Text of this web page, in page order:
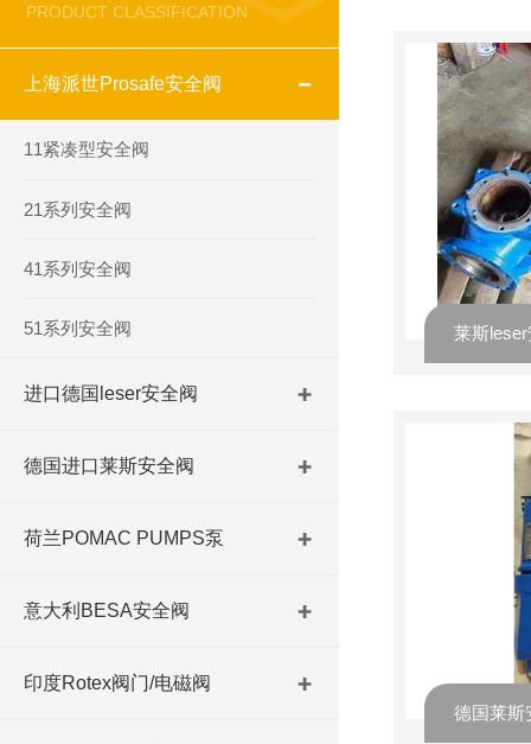
PRODUCT CLASSIFICATION
上海派世Prosafe安全阀
11紧凑型安全阀
21系列安全阀
41系列安全阀
51系列安全阀
进口德国leser安全阀
德国进口莱斯安全阀
荷兰POMAC PUMPS泵
意大利BESA安全阀
印度Rotex阀门/电磁阀